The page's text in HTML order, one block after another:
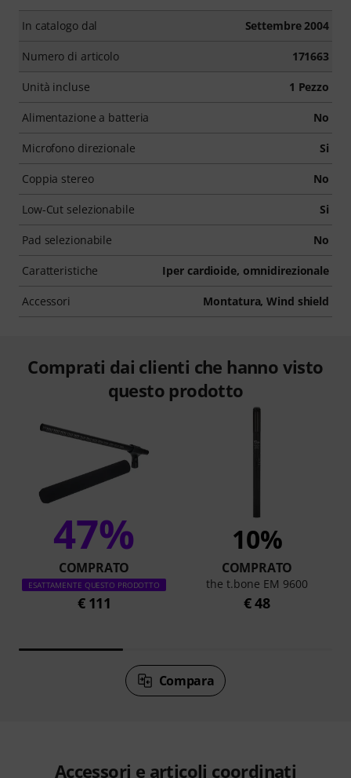
In catalogo dal Settembre 2004
Numero di articolo 171663
Unità incluse 1 Pezzo
Alimentazione a batteria No
Microfono direzionale Si
Coppia stereo No
Low-Cut selezionabile Si
Pad selezionabile No
Caratteristiche Iper cardioide, omnidirezionale
Accessori Montatura, Wind shield
Comprati dai clienti che hanno visto
questo prodotto
47%
COMPRATO
ESATTAMENTE QUESTO PRODOTTO
€ 111
10%
COMPRATO
the t.bone EM 9600
€ 48
Compara
Accessori e articoli coordinati